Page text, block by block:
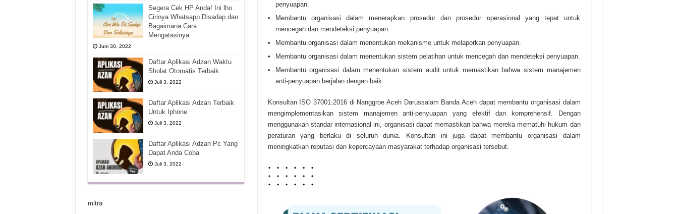
penyuapan.
Membantu organisasi dalam menerapkan prosedur dan prosedur operasional yang tepat untuk
mencegah dan mendeteksi penyuapan.
Membantu organisasi dalam menentukan mekanisme untuk melaporkan penyuapan.
Membantu organisasi dalam menentukan sistem pelatihan untuk mencegah dan mendeteksi penyuapan.
Membantu organisasi dalam menentukan sistem audit untuk memastikan bahwa sistem manajemen
anti-penyuapan berjalan dengan baik.
Konsultan ISO 37001:2016 di Nanggroe Aceh Darussalam Banda Aceh dapat membantu organisasi dalam
mengimplementasikan sistem manajemen anti-penyuapan yang efektif dan komprehensif. Dengan
menggunakan standar internasional ini, organisasi dapat memastikan bahwa mereka mematuhi hukum dan
peraturan yang berlaku di seluruh dunia. Konsultan ini juga dapat membantu organisasi dalam
meningkatkan reputasi dan kepercayaan masyarakat terhadap organisasi tersebut.
Segera Cek HP Anda! Ini lho
Cirinya Whatsapp Disadap dan
Bagaimana Cara
Mengatasinya
Juni 30, 2022
Daftar Aplikasi Adzan Waktu
Sholat Otomatis Terbaik
Juli 3, 2022
Daftar Aplikasi Adzan Terbaik
Untuk Iphone
Juli 3, 2022
Daftar Aplikasi Adzan Pc Yang
Dapat Anda Coba
Juli 3, 2022
mitra